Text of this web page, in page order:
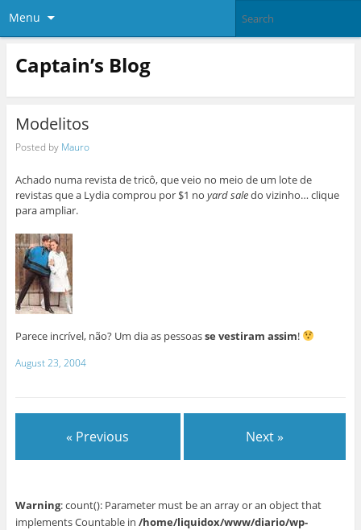
Menu
Captain’s Blog
Modelitos
Posted by Mauro
Achado numa revista de tricô, que veio no meio de um lote de
revistas que a Lydia comprou por $1 no yard saledo vizinho… clique
para ampliar.
Parece incrível, não? Um dia as pessoasse vestiram assim!
August 23, 2004
« Previous Next »
Warning: count(): Parameter must be an array or an object that
implements Countable in /home/liquidox/www/diario/wp-